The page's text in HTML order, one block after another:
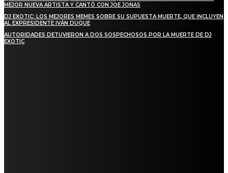
MEJOR NUEVA ARTISTA Y CANTÓ CON JOE JONAS
DJ EXOTIC: LOS MEJORES MEMES SOBRE SU SUPUESTA MUERTE, QUE INCLUYEN
AL EXPRESIDENTE IVÁN DUQUE
AUTORIDADES DETUVIERON A DOS SOSPECHOSOS POR LA MUERTE DE DJ
EXOTIC